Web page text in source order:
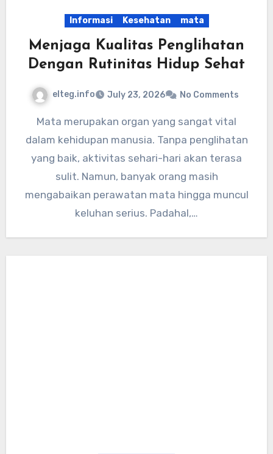
Informasi Kesehatan mata
Menjaga Kualitas Penglihatan
Dengan Rutinitas Hidup Sehat
elteg.info July 23, 2026 No Comments
Mata merupakan organ yang sangat vital
dalam kehidupan manusia. Tanpa penglihatan
yang baik, aktivitas sehari-hari akan terasa
sulit. Namun, banyak orang masih
mengabaikan perawatan mata hingga muncul
keluhan serius. Padahal,…